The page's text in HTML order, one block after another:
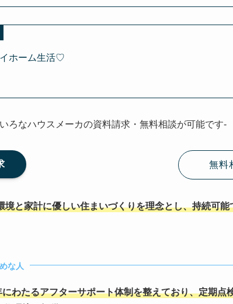
ホーム生活♡
ろなハウスメーカの資料請求・無料相談が可能です-
無料
境と家計に優しい住まいづくりを理念とし、持続可
な人
わたるアフターサポート体制を整えており、定期点